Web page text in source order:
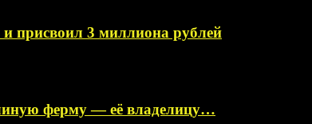
присвоил 3 миллиона рублей
ферму — её владелицу…